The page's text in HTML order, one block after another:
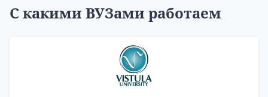
С какими ВУЗами работаем